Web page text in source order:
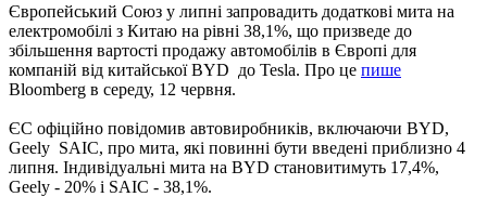
Європейський Союз у липні запровадить додаткові мита на
електромобілі з Китаю на рівні 38,1%, що призведе до
збільшення вартості продажу автомобілів в Європі для
компаній від китайської BYD до Tesla. Про це пише
Bloomberg в середу, 12 червня.
ЄС офіційно повідомив автовиробників, включаючи BYD,
Geely SAIC, про мита, які повинні бути введені приблизно 4
липня. Індивідуальні мита на BYD становитимуть 17,4%,
Geely - 20% і SAIC - 38,1%.